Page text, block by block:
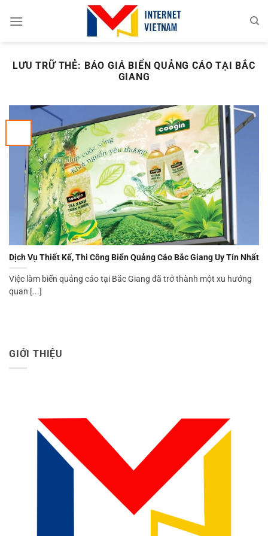
đến
LƯU TRỮ THẺ: BÁO GIÁ BIỂN QUẢNG CÁO TẠI BẮC
GIANG
Dịch Vụ Thiết Kế, Thi Công Biển Quảng Cáo Bắc Giang Uy Tín Nhất
Việc làm biển quảng cáo tại Bắc Giang đã trở thành một xu hướng
quan [...]
GIỚI THIỆU